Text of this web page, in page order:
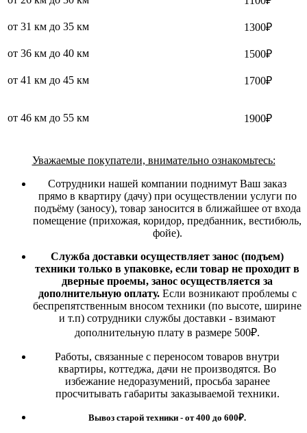
от 31 км до 35 км 1300₽
от 36 км до 40 км 1500₽
от 41 км до 45 км 1700₽
от 46 км до 55 км 1900₽
Уважаемые покупатели, внимательно ознакомьтесь:
Сотрудники нашей компании поднимут Ваш заказ
прямо в квартиру (дачу) при осуществлении услуги по
подъёму (заносу), товар заносится в ближайшее от входа
помещение (прихожая, коридор, предбанник, вестибюль,
фойе).
Служба доставки осуществляет занос (подъем)
техники только в упаковке, если товар не проходит в
дверные проемы, занос осуществляется за
дополнительную оплату. Если возникают проблемы с
беспрепятственным вносом техники (по высоте, ширине
и т.п) сотрудники службы доставки - взимают
дополнительную плату в размере 500₽.
Работы, связанные с переносом товаров внутри
квартиры, коттеджа, дачи не производятся. Во
избежание недоразумений, просьба заранее
просчитывать габариты заказываемой техники.
Вывоз старой техники - от 400 до 600₽.